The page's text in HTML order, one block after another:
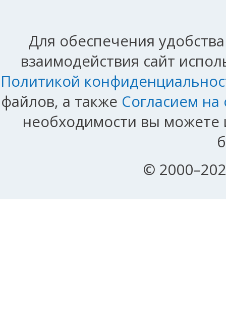
Для обеспечения
взаимодействия сайт
Политикой
файлов, а также Согласием
необходимости вы можете
©